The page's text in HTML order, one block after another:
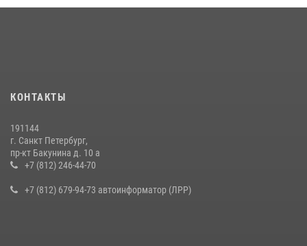
на III Международном петербургском цифровом форуме
В Ленобласти сотрудники Росгвардии провели встречу с
воспитанниками детского клуба «Умные каникулы»
КОНТАКТЫ
191144
г. Санкт Петербург,
пр-кт Бакунина д. 10 а
+7 (812) 246-44-70
+7 (812) 679-94-73 автоинформатор (ЛРР)